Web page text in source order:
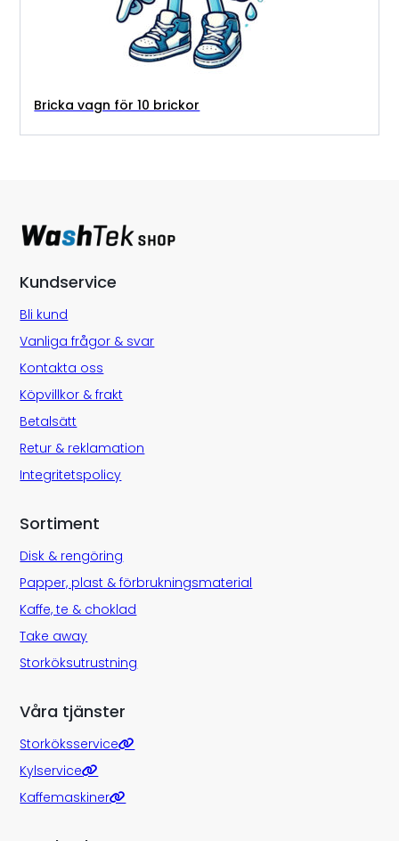
Bricka vagn för 10 brickor
Kundservice
Bli kund
Vanliga frågor & svar
Kontakta oss
Köpvillkor & frakt
Betalsätt
Retur & reklamation
Integritetspolicy
Sortiment
Disk & rengöring
Papper, plast & förbrukningsmaterial
Kaffe, te & choklad
Take away
Storköksutrustning
Våra tjänster
Storköksservice
Kylservice
Kaffemaskiner